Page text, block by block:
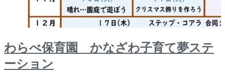
わらべ保育園 かなざわ子育て夢ステ
ーション